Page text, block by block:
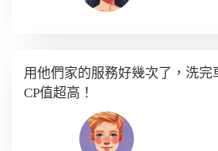
用他們家的服務好幾次了，洗完
CP值超高！